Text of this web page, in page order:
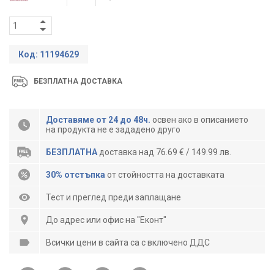
Код: 11194629
БЕЗПЛАТНА ДОСТАВКА
Доставяме от 24 до 48ч. освен ако в описанието
на продукта не е зададено друго
БЕЗПЛАТНА доставка над 76.69 € / 149.99 лв.
30% отстъпка от стойността на доставката
Тест и преглед преди заплащане
До адрес или офис на "Еконт"
Всички цени в сайта са с включено ДДС